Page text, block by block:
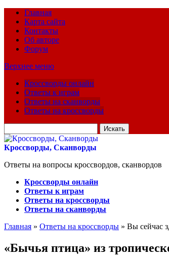
Главная
Карта сайта
Контакты
Об авторе
Форум
Верхнее меню
Кроссворды онлайн
Ответы к играм
Ответы на сканворды
Ответы на кроссворды
для:
Кроссворды, Сканворды
Ответы на вопросы кроссвордов, сканвордов
Кроссворды онлайн
Ответы к играм
Ответы на кроссворды
Ответы на сканворды
Главная » Ответы на кроссворды » Вы сейчас
«Бычья птица» из